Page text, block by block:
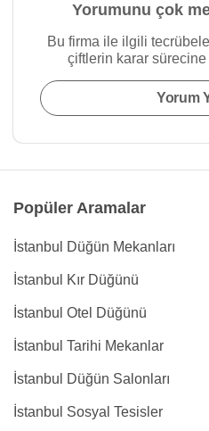
Yorumunu çok
Bu firma ile ilgili
çiftlerin karar sürecine
Yorum
Popüler Aramalar
İstanbul Düğün Mekanları
İstanbul Kır Düğünü
İstanbul Otel Düğünü
İstanbul Tarihi Mekanlar
İstanbul Düğün Salonları
İstanbul Sosyal Tesisler